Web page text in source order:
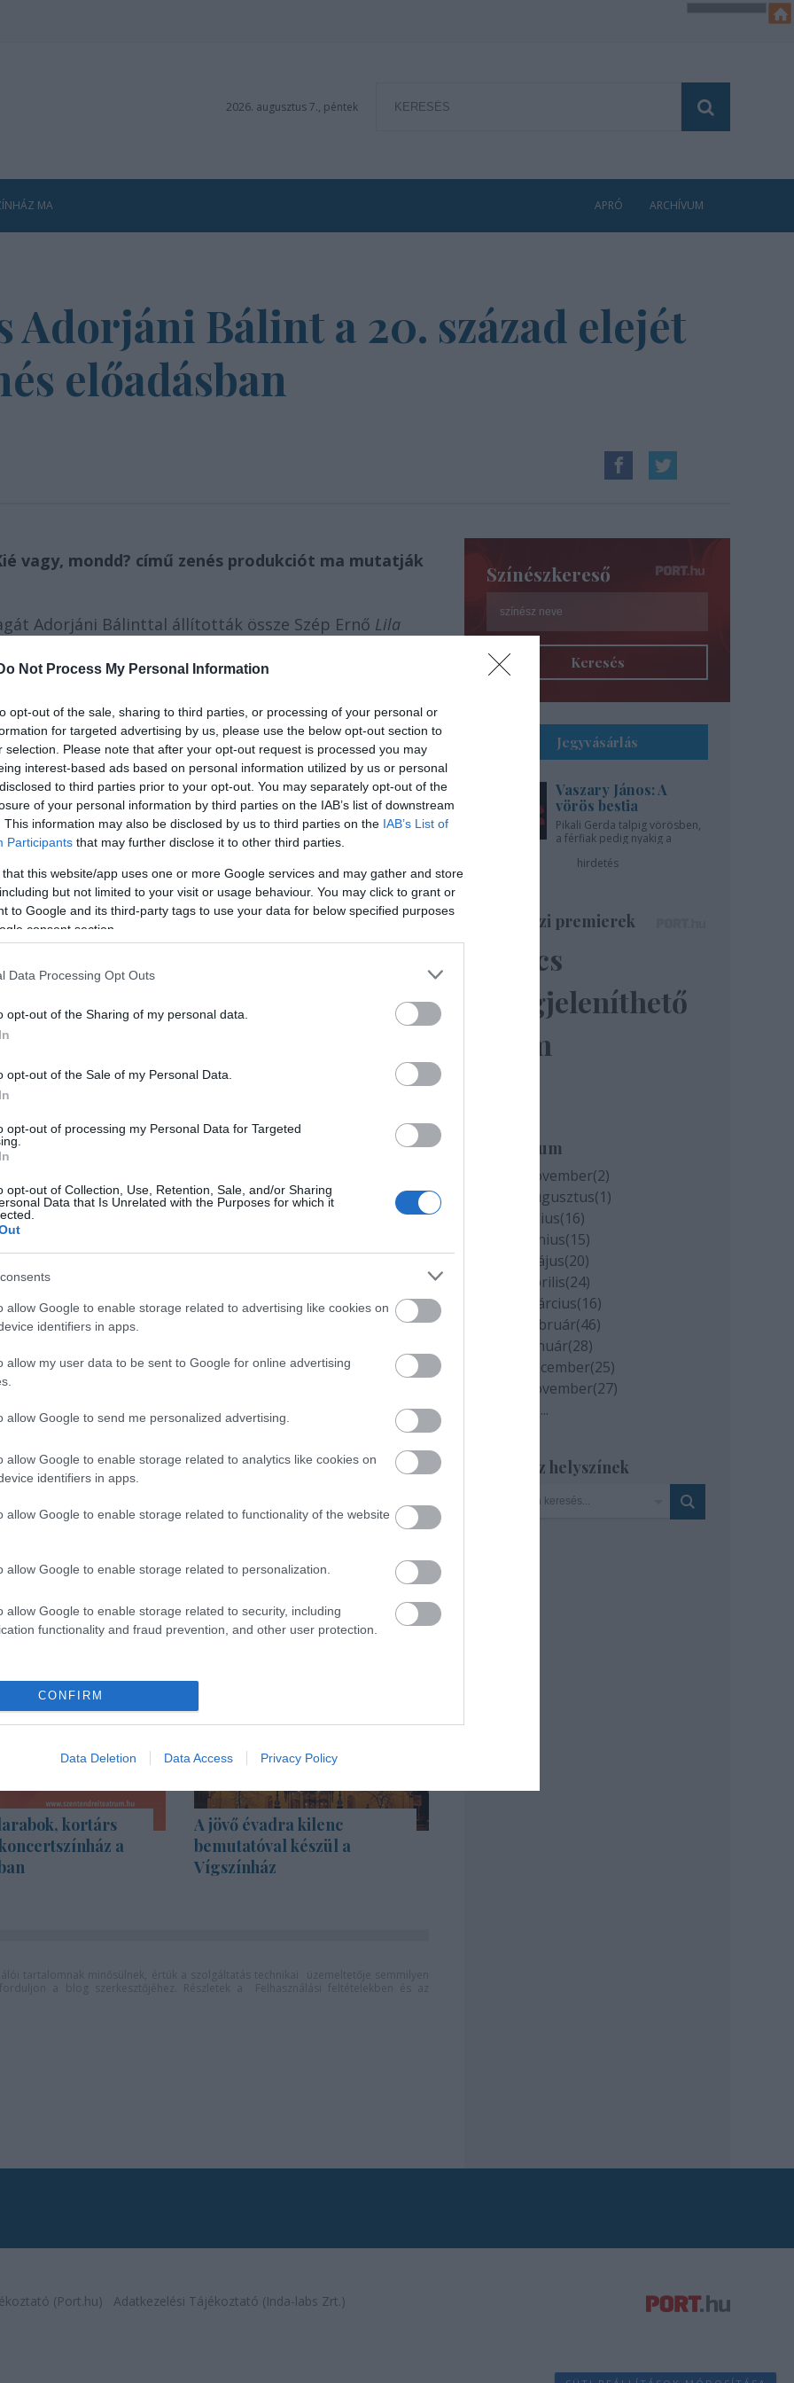
Not Process My Personal Information
opt-out of the sale, sharing to third parties, or processing of your personal or
for targeted advertising by us, please use the below opt-out section to
selection. Please note that after your opt-out request is processed you may
interest-based ads based on personal information utilized by us or personal
to third parties prior to your opt-out. You may separately opt-out of the
of your personal information by third parties on the IAB’s list of downstream
This information may also be disclosed by us to third parties on the IAB’s List of
Participants that may further disclose it to other third parties.
that this website/app uses one or more Google services and may gather and store
but not limited to your visit or usage behaviour. You may click to grant or
to Google and its third-party tags to use your data for below specified purposes
consent section.
Data Processing Opt Outs
opt-out of the Sharing of my personal data.
opt-out of the Sale of my Personal Data.
opt-out of processing my Personal Data for Targeted
opt-out of Collection, Use, Retention, Sale, and/or Sharing
Data that Is Unrelated with the Purposes for which it
allow Google to enable storage related to advertising like cookies on
identifiers in apps.
allow my user data to be sent to Google for online advertising
allow Google to send me personalized advertising.
allow Google to enable storage related to analytics like cookies on
identifiers in apps.
allow Google to enable storage related to functionality of the website
allow Google to enable storage related to personalization.
allow Google to enable storage related to security, including
functionality and fraud prevention, and other user protection.
CONFIRM
Data Deletion Data Access Privacy Policy
2026. augusztus 7., péntek
MA APRÓ ARCHÍVUM
Adorjáni Bálint a 20. század elejét
előadásban
vagy, mondd? című zenés produkciót ma mutatják
Adorjáni Bálinttal állították össze Szép Ernő Lila
mint a
a cselekmény ívét elsősorban a közismert dalok
Vilma pedig az szeretne lenni, miközben a nő is
nagyvilági úrinőnek udvarol, és magának is tagadja,
táplál. A történetben lassacskán kibontakozik a
rejt.
annak felelevenítésére ma nagy igény van, és
a színészeket Nagy Szabolcs kíséri zongorán.
kortárs
a
A jövő évadra kilenc
bemutatóval készül a
Vígszínház
Színészkereső
Keresés
Jegyvásárlás
Vaszary János: A
vörös bestia
Pikali Gerda talpig vörösben,
a férfiak pedig nyakig a
hirdetés
Színházi premierek
Nincs
megjeleníthető
elem
Archívum
2020 november(2)
2020 augusztus(1)
2020 július(16)
2020 június(15)
2020 május(20)
2020 április(24)
2020 március(16)
2020 február(46)
2020 január(28)
2019 december(25)
2019 november(27)
...
Szinház helyszínek
(Port.hu) Adatkezelési Tájékoztató (Inda-labs Zrt.)